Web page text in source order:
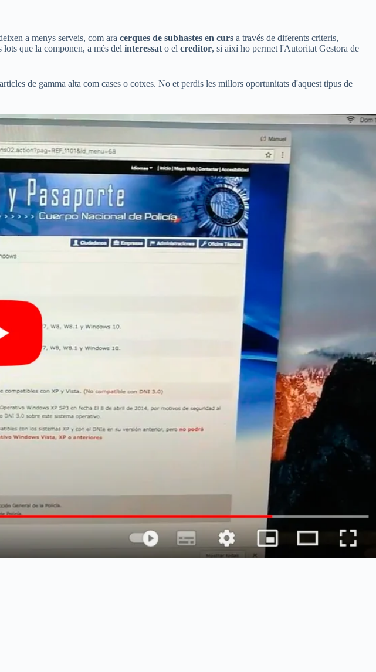
a menys serveis, com ara cerques de subhastes en curs a través de diferents criteris,
lots que la componen, a més del interessat o el creditor, si així ho permet l'Autoritat Gestora de
de gamma alta com cases o cotxes. No et perdis les millors oportunitats d'aquest tipus de